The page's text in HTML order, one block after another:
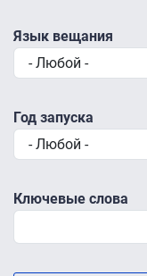
Язык вещания
Год запуска
Ключевые слова